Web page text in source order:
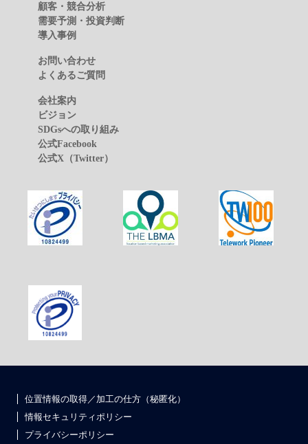
顧客・競合分析
需要予測・投資判断
導入事例
お問い合わせ
よくあるご質問
会社案内
ビジョン
SDGsへの取り組み
公式Facebook
公式X（Twitter）
位置情報の取得／加工の仕方（秘匿化）
情報セキュリティポリシー
プライバシーポリシー